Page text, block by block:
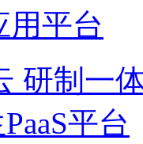
用平台
研制一
平台